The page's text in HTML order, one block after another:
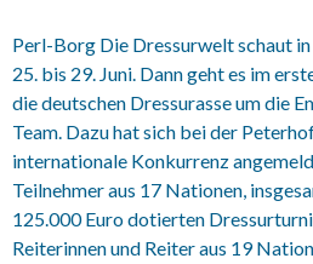
Perl-Borg Die Dressurwelt schaut
25. bis 29. Juni. Dann geht es im
die deutschen Dressurasse um die
Team. Dazu hat sich bei der
internationale Konkurrenz
Teilnehmer aus 17 Nationen,
125.000 Euro dotierten
Reiterinnen und Reiter aus 19